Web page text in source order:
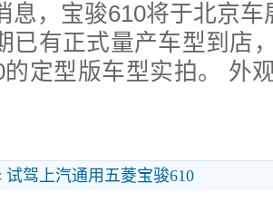
息，宝骏610将于北京
已有正式量产车型到店
的定型版车型实拍。 外
试驾上汽通用五菱宝骏610